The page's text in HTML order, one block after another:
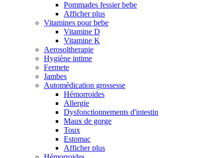
Pommades fessier bebe
Afficher plus
Vitamines pour bebe
Vitamine D
Vitamine K
Aerosoltherapie
Hygiène intime
Fermete
Jambes
Automédication grossesse
Hémorroides
Allergie
Dysfonctionnements d'intestin
Maux de gorge
Toux
Estomac
Afficher plus